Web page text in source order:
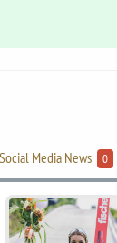
Social Media News 0